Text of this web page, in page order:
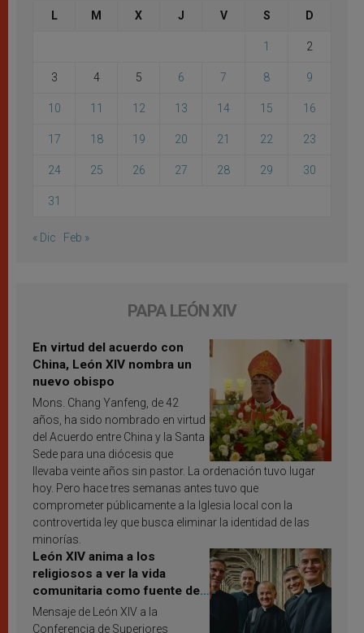
L M X J V S D
1 2
3 4 5 6 7 8 9
10 11 12 13 14 15 16
17 18 19 20 21 22 23
24 25 26 27 28 29 30
31
« Dic Feb »
PAPA LEÓN XIV
En virtud del acuerdo con
China, León XIV nombra un
nuevo obispo
Mons. Chang Yanfeng, de 42
años, ha sido nombrado en virtud
del Acuerdo entre China y la Santa
Sede para una diócesis que
llevaba veinte años sin pastor. La ordenación tuvo lugar
hoy. Pero hace tres semanas antes tuvo que
comprometer públicamente a la Iglesia local con la
controvertida ley que busca eliminar la identidad de las
minorías.
León XIV anima a los
religiosos a ver la vida
comunitaria como fuente de
inspiración y santificación
Mensaje de León XIV a la
Conferencia de Superiores